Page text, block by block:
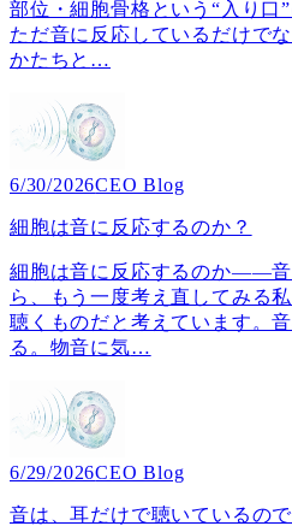
部位・細胞骨格という“入り口
ただ音に反応しているだけで
かたちと …
6/30/2026CEO Blog
細胞は音に反応するのか？
細胞は音に反応するのか――音
ら、もう一度考え直してみる
聴くものだと考えています。
る。物音に気…
6/29/2026CEO Blog
音は、耳だけで聴いているの